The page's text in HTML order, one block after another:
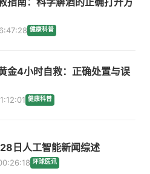
健康科普
金4小时自救：正确处置与误
健康科普
日人工智能新闻综述
环球医讯